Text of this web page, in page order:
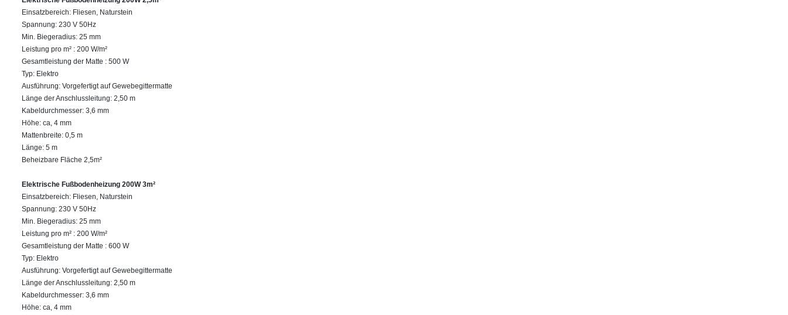
Einsatzbereich: Fliesen, Naturstein
Spannung: 230 V 50Hz
Min. Biegeradius: 25 mm
Leistung pro m² : 200 W/m²
Gesamtleistung der Matte : 500 W
Typ: Elektro
Ausführung: Vorgefertigt auf Gewebegittermatte
Länge der Anschlussleitung: 2,50 m
Kabeldurchmesser: 3,6 mm
Höhe: ca, 4 mm
Mattenbreite: 0,5 m
Länge: 5 m
Beheizbare Fläche 2,5m²
Elektrische Fußbodenheizung 200W 3m²
Einsatzbereich: Fliesen, Naturstein
Spannung: 230 V 50Hz
Min. Biegeradius: 25 mm
Leistung pro m² : 200 W/m²
Gesamtleistung der Matte : 600 W
Typ: Elektro
Ausführung: Vorgefertigt auf Gewebegittermatte
Länge der Anschlussleitung: 2,50 m
Kabeldurchmesser: 3,6 mm
Höhe: ca, 4 mm